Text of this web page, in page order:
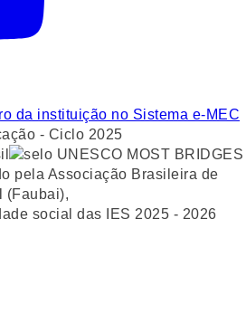
da instituição no Sistema e-MEC